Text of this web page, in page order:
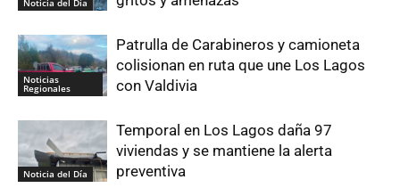
Noticia del Día
Noticias
Regionales
Patrulla de Carabineros y camioneta
colisionan en ruta que une Los Lagos
con Valdivia
Noticia del Día
Temporal en Los Lagos daña 97
viviendas y se mantiene la alerta
preventiva